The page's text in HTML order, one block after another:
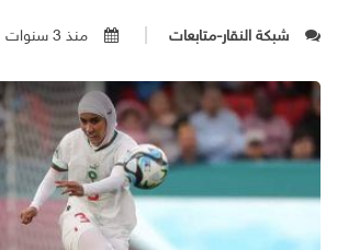
شبكة النقار-متابعات منذ 3 سنوات